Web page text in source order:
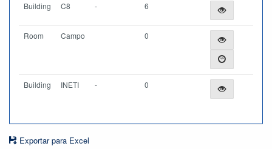
Building C8 - 6
Room Campo 0
Building INETI - 0
Exportar para Excel